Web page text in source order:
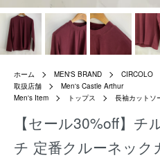
ホーム MEN'S BRAND
CIRCOLO
取扱店舗
Men's Castle Arthur
Men's Item
トップス 長袖カットソ
【セール30%off】
チ 定番クルーネック